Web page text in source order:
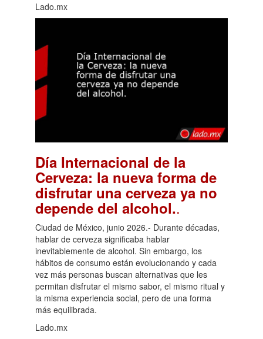
Lado.mx
Día Internacional de la
Cerveza: la nueva forma de
disfrutar una cerveza ya no
depende del alcohol..
Ciudad de México, junio 2026.- Durante décadas,
hablar de cerveza significaba hablar
inevitablemente de alcohol. Sin embargo, los
hábitos de consumo están evolucionando y cada
vez más personas buscan alternativas que les
permitan disfrutar el mismo sabor, el mismo ritual y
la misma experiencia social, pero de una forma
más equilibrada.
Lado.mx